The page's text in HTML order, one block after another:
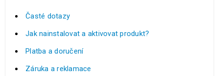
Časté dotazy
Jak nainstalovat a aktivovat produkt?
Platba a doručení
Záruka a reklamace